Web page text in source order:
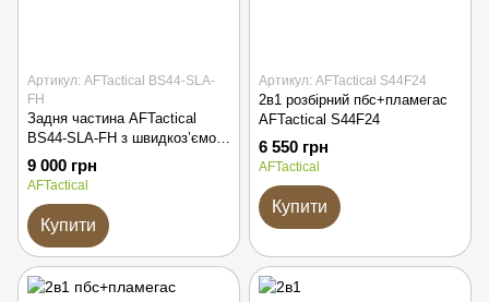
Артикул: AFTactical BS44-SLA-
FH
Задня частина AFTactical
BS44-SLA-FH з швидкоз’ємом
SLA та полум’ягасником
9 000 грн
AFTactical
Купити
Артикул: AFTactical S44F24
2в1 розбірний пбс+пламегас
AFTactical S44F24
6 550 грн
AFTactical
Купити